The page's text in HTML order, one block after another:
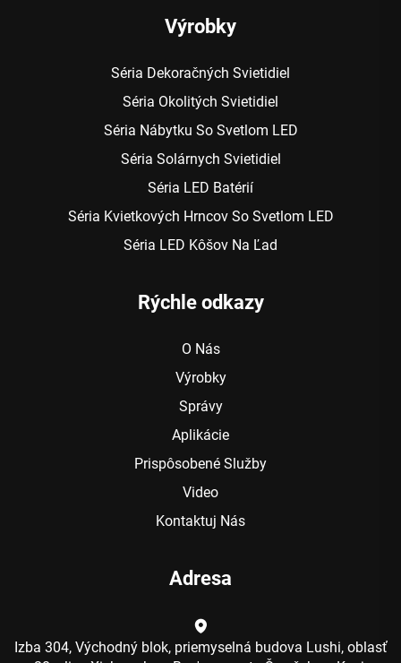
Výrobky
Séria Dekoračných Svietidiel
Séria Okolitých Svietidiel
Séria Nábytku So Svetlom LED
Séria Solárnych Svietidiel
Séria LED Batérií
Séria Kvietkových Hrncov So Svetlom LED
Séria LED Kôšov Na Ľad
Rýchle odkazy
O Nás
Výrobky
Správy
Aplikácie
Prispôsobené Služby
Video
Kontaktuj Nás
Adresa
Izba 304, Východný blok, priemyselná budova Lushi, oblasť